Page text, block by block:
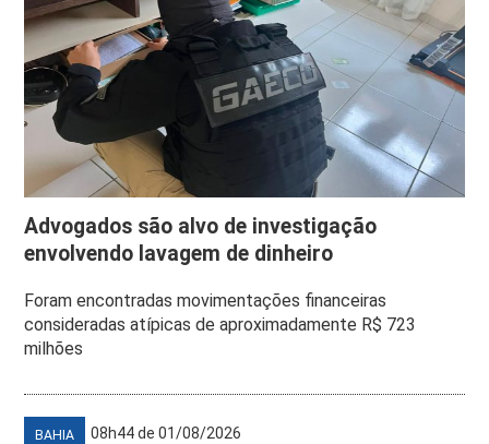
Advogados são alvo de investigação
envolvendo lavagem de dinheiro
Foram encontradas movimentações financeiras
consideradas atípicas de aproximadamente R$ 723
milhões
BAHIA 08h44 de 01/08/2026